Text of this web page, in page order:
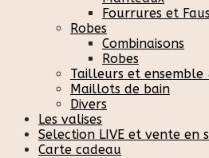
Fourrures et
Robes
Combinaisons
Robes
Tailleurs et ensemble
Maillots de bain
Divers
Les valises
Selection LIVE et vente en
Carte cadeau